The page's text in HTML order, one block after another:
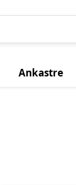
Ankastre